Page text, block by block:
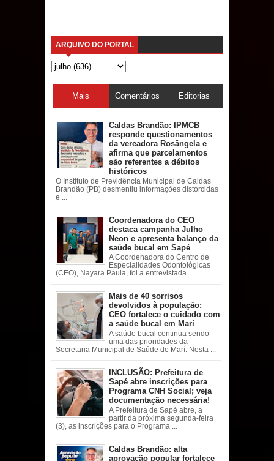
ARQUIVO DO PORTAL
Mais
acessadas
Comentários Editorias
Caldas Brandão: IPMCB
responde questionamentos
da vereadora Rosângela e
afirma que parcelamentos
são referentes a débitos
históricos
O Instituto de Previdência Municipal de Caldas
Brandão (PB) desmentiu informações distorcidas
e ...
Coordenadora do CEO
destaca campanha Julho
Neon e apresenta balanço da
saúde bucal em Sapé
A Coordenadora do Centro de
Especialidades Odontológicas
(CEO), Nayara Paula, foi a entrevistada ...
Mais de 40 sorrisos
devolvidos à população:
CEO fortalece o cuidado com
a saúde bucal em Marí
A saúde bucal continua sendo
uma das prioridades da
Secretaria Municipal de Saúde de Marí. Nesta ...
INCLUSÃO: Prefeitura de
Sapé abre inscrições para
Programa CNH Social; veja
documentação necessária!
A Prefeitura de Sapé abre, a
partir da próxima segunda-feira
(3), as inscrições para o Programa ...
Caldas Brandão: alta
aprovação popular fortalece